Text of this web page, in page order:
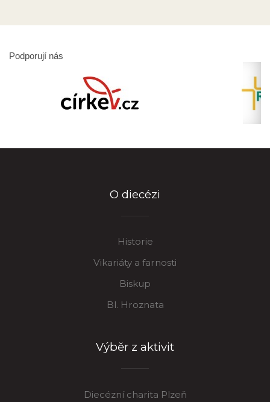
Podporují nás
O diecézi
Historie
Vikariáty a farnosti
Biskup
Bl. Hroznata
Výběr z aktivit
Diecézní charita Plzeň